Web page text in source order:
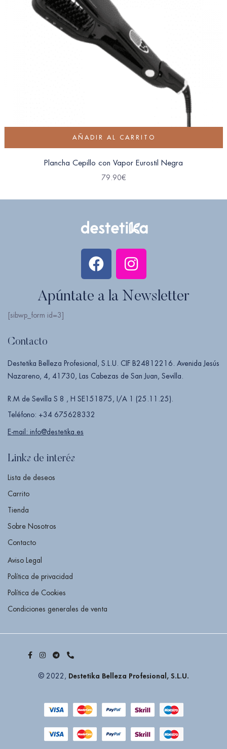
AÑADIR AL CARRITO
Plancha Cepillo con Vapor Eurostil Negra
79.90€
Apúntate a la Newsletter
[sibwp_form id=3]
Contacto
Destetika Belleza Profesional, S.L.U. CIF B24812216. Avenida Jesús
Nazareno, 4, 41730, Las Cabezas de San Juan, Sevilla.
R.M de Sevilla S 8 , H SE151875, I/A 1 (25.11.25).
Teléfono: +34 675628332
E-mail: info@destetika.es
Links de interés
Lista de deseos
Carrito
Tienda
Sobre Nosotros
Contacto
Aviso Legal
Política de privacidad
Política de Cookies
Condiciones generales de venta
© 2022, Destetika Belleza Profesional, S.L.U.